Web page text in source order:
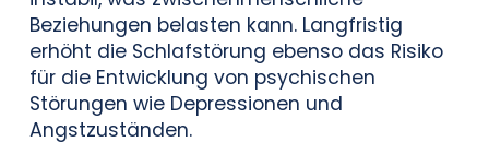
Beziehungen belasten kann. Langfristig
erhöht die Schlafstörung ebenso das Risiko
für die Entwicklung von psychischen
Störungen wie Depressionen und
Angstzuständen.